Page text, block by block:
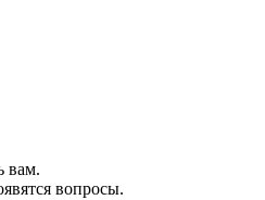
вам.
вопросы.